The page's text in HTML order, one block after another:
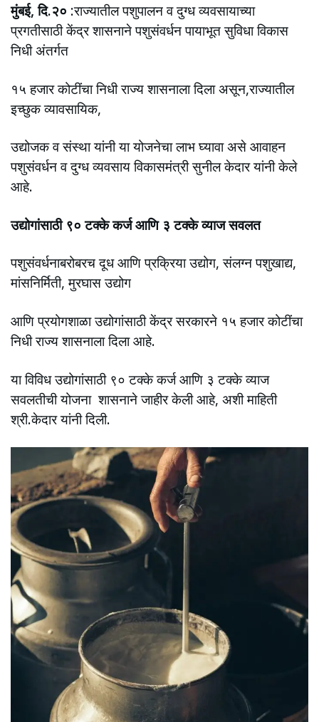
मुंबई, दि.२० :राज्यातील पशुपालन व दुग्ध व्यवसायाच्या
प्रगतीसाठी केंद्र शासनाने पशुसंवर्धन पायाभूत सुविधा विकास
निधी अंतर्गत
१५ हजार कोटींचा निधी राज्य शासनाला दिला असून,राज्यातील
इच्छुक व्यावसायिक,
उद्योजक व संस्था यांनी या योजनेचा लाभ घ्यावा असे आवाहन
पशुसंवर्धन व दुग्ध व्यवसाय विकासमंत्री सुनील केदार यांनी केले
आहे.
उद्योगांसाठी ९० टक्के कर्ज आणि ३ टक्के व्याज सवलत
पशुसंवर्धनाबरोबरच दूध आणि प्रक्रिया उद्योग, संलग्न पशुखाद्य,
मांसनिर्मिती, मुरघास उद्योग
आणि प्रयोगशाळा उद्योगांसाठी केंद्र सरकारने १५ हजार कोटींचा
निधी राज्य शासनाला दिला आहे.
या विविध उद्योगांसाठी ९० टक्के कर्ज आणि ३ टक्के व्याज
सवलतीची योजना शासनाने जाहीर केली आहे, अशी माहिती
श्री.केदार यांनी दिली.